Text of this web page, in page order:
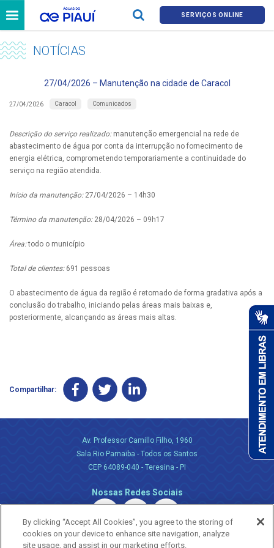
SERVIÇOS ONLINE
NOTÍCIAS
27/04/2026 – Manutenção na cidade de Caracol
27/04/2026 Caracol Comunicados
Descrição do serviço realizado:manutenção emergencial na rede de
abastecimento de água por conta da interrupção no fornecimento de
energia elétrica, comprometendo temporariamente a continuidade do
serviço na região atendida.
Início da manutenção:27/04/2026 – 14h30
Término da manutenção:28/04/2026 – 09h17
Área:todo o município
Total de clientes:691 pessoas
O abastecimento de água da região é retomado de forma gradativa após a
conclusão do trabalho, iniciando pelas áreas mais baixas e,
posteriormente, alcançando as áreas mais altas.
Compartilhar:
Av. Professor Camillo Filho, 1960
Sala Rio Parnaiba - Todos os Santos
CEP 64089-040 - Teresina - PI
Nossas Redes Sociais
By clicking “Accept All Cookies”, you agree to the storing of
cookies on your device to enhance site navigation, analyze
site usage, and assist in our marketing efforts.